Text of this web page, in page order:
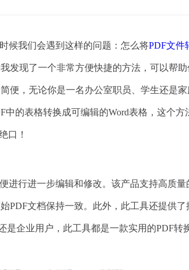
候我们会遇到这样的问题：怎么将PDF文件
发现了一个非常方便快捷的方法，可以帮助
便，无论你是一名办公室职员、学生还是家
的表格转换成可编辑的Word表格，这个方
口！
进行进一步编辑和修改。该产品支持高质量
PDF文档保持一致。此外，此工具还提供了
企业用户，此工具都是一款实用的PDF转